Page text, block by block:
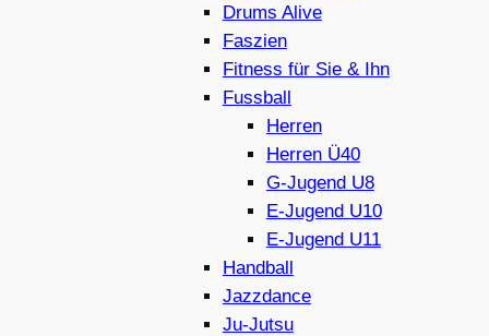
Drums Alive
Faszien
Fitness für Sie & Ihn
Fussball
Herren
Herren Ü40
G-Jugend U8
E-Jugend U10
E-Jugend U11
Handball
Jazzdance
Ju-Jutsu